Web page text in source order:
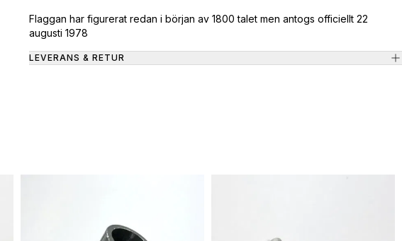
Flaggan har figurerat redan i början av 1800 talet men antogs officiellt 22
augusti 1978
LEVERANS & RETUR